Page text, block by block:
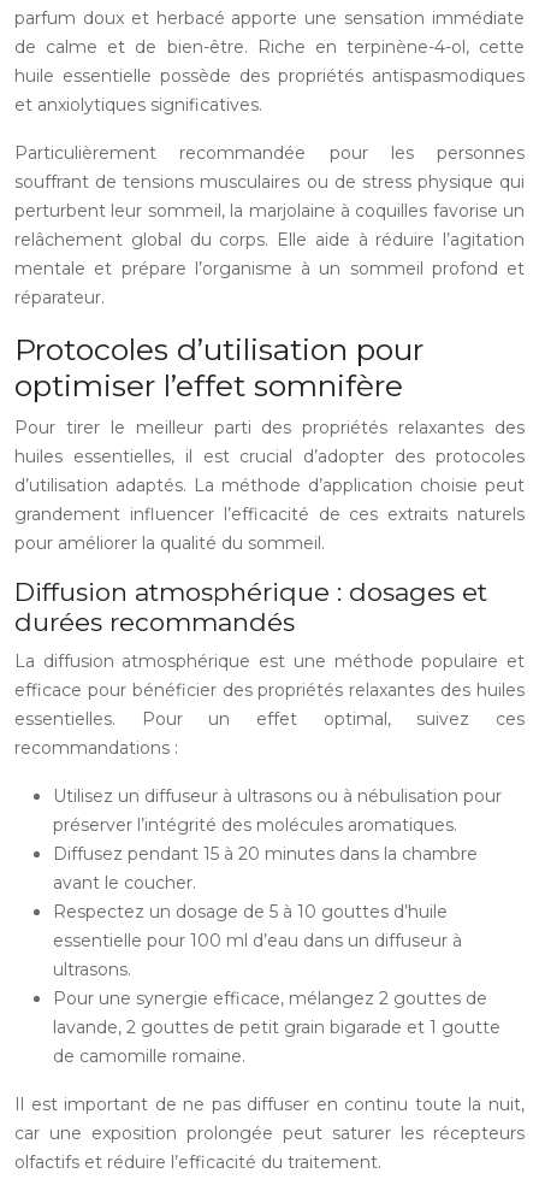
parfum doux et herbacé apporte une sensation immédiate
de calme et de bien-être. Riche en terpinène-4-ol, cette
huile essentielle possède des propriétés antispasmodiques
et anxiolytiques significatives.
Particulièrement recommandée pour les personnes
souffrant de tensions musculaires ou de stress physique qui
perturbent leur sommeil, la marjolaine à coquilles favorise un
relâchement global du corps. Elle aide à réduire l’agitation
mentale et prépare l’organisme à un sommeil profond et
réparateur.
Protocoles d’utilisation pour
optimiser l’effet somnifère
Pour tirer le meilleur parti des propriétés relaxantes des
huiles essentielles, il est crucial d’adopter des protocoles
d’utilisation adaptés. La méthode d’application choisie peut
grandement influencer l’efficacité de ces extraits naturels
pour améliorer la qualité du sommeil.
Diffusion atmosphérique : dosages et
durées recommandés
La diffusion atmosphérique est une méthode populaire et
efficace pour bénéficier des propriétés relaxantes des huiles
essentielles. Pour un effet optimal, suivez ces
recommandations :
Utilisez un diffuseur à ultrasons ou à nébulisation pour
préserver l’intégrité des molécules aromatiques.
Diffusez pendant 15 à 20 minutes dans la chambre
avant le coucher.
Respectez un dosage de 5 à 10 gouttes d’huile
essentielle pour 100 ml d’eau dans un diffuseur à
ultrasons.
Pour une synergie efficace, mélangez 2 gouttes de
lavande, 2 gouttes de petit grain bigarade et 1 goutte
de camomille romaine.
Il est important de ne pas diffuser en continu toute la nuit,
car une exposition prolongée peut saturer les récepteurs
olfactifs et réduire l’efficacité du traitement.